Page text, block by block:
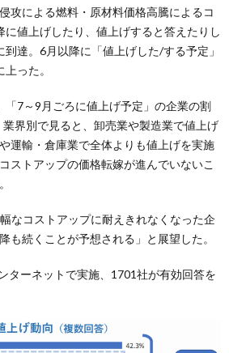
攻による燃料・原材料価格高騰によるコ
に値上げしたり、値上げすると答えたりし
達。6月以降に「値上げした/する予定」
った。
「7～9月ごろに値上げ予定」の企業の割
界別で見ると、卸売業や製造業で値上げ
運輸・倉庫業で全体よりも値上げを実施
ストアップの価格転嫁が進んでいないこ
なコストアップに耐えきれなくなった企
も続くことが予想される」と展望した。
ターネットで実施、1701社が有効回答を